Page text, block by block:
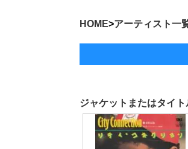
HOME>アーティスト一
ジャケットまたはタイ